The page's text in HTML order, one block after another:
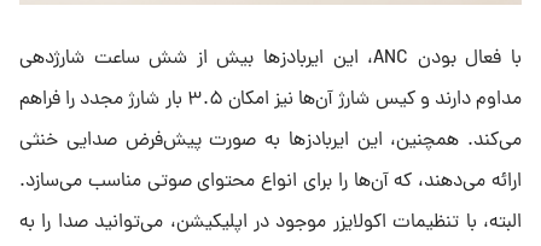
با فعال بودن ANC، این ایربادزها بیش از شش ساعت شارژدهی
مداوم دارند و کیس شارژ آن‌ها نیز امکان ۳.۵ بار شارژ مجدد را فراهم
می‌کند. همچنین، این ایربادزها به صورت پیش‌فرض صدایی خنثی
ارائه می‌دهند، که آن‌ها را برای انواع محتوای صوتی مناسب می‌سازد.
البته، با تنظیمات اکولایزر موجود در اپلیکیشن، می‌توانید صدا را به